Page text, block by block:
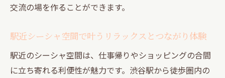
交流の場を作ることができます。
駅近シーシャ空間で叶うリラックスとつながり体験
駅近のシーシャ空間は、仕事帰りやショッピングの合間
に立ち寄れる利便性が魅力です。渋谷駅から徒歩圏内の